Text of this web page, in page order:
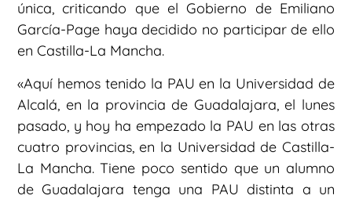
única, criticando que el Gobierno de Emiliano
García-Page haya decidido no participar de ello
en Castilla-La Mancha.
«Aquí hemos tenido la PAU en la Universidad de
Alcalá, en la provincia de Guadalajara, el lunes
pasado, y hoy ha empezado la PAU en las otras
cuatro provincias, en la Universidad de Castilla-
La Mancha. Tiene poco sentido que un alumno
de Guadalajara tenga una PAU distinta a un